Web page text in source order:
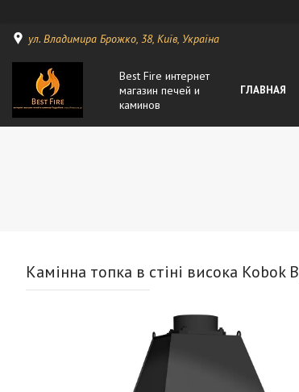
ул. Владимира Брожко, 38, Київ, Україна
Best Fire интернет
магазин печей и
каминов
ГЛАВНАЯ
Камінна топка в стіні висока Kobok